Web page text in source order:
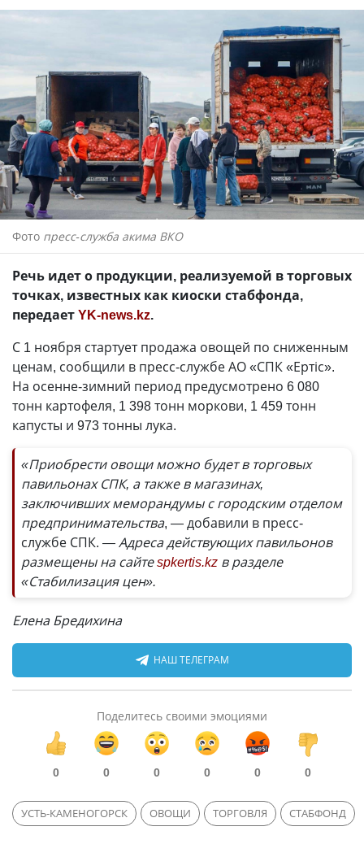
Фото пресс-служба акима ВКО
Речь идет о продукции, реализуемой в торговых
точках, известных как киоски стабфонда,
передаетYK-news.kz.
С 1 ноября стартует продажа овощей по сниженным
ценам, сообщили в пресс-службе АО «СПК «Ертіс».
На осенне-зимний период предусмотрено 6 080
тонн картофеля, 1 398 тонн моркови, 1 459 тонн
капусты и 973 тонны лука.
«Приобрести овощи можно будет в торговых
павильонах СПК, а также в магазинах,
заключивших меморандумы с городским отделом
предпринимательства, — добавили в пресс-
службе СПК. — Адреса действующих павильонов
размещены на сайтеspkertis.kz в разделе
«Стабилизация цен».
Елена Бредихина
НАШ ТЕЛЕГРАМ
Поделитесь своими эмоциями
0 0 0 0 0 0
УСТЬ-КАМЕНОГОРСК ОВОЩИ ТОРГОВЛЯ СТАБФОНД